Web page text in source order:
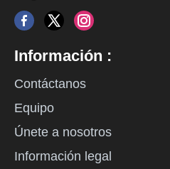
Información :
Contáctanos
Equipo
Únete a nosotros
Información legal